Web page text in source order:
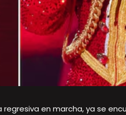
en marcha, ya se